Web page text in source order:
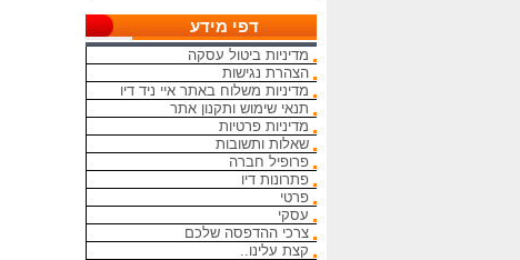
בארץ בראשי הדיו והטונרים
התואמים, יש אפשרות למשלוח
מהיום להיום
המחירים באתר אינם סופיים,יש
הנחה על קניה כמותית פרטים
במרכז ההזמנות
מאמינים אך ורק ביחס אישי
הוגן ובהקשבה
ללקוחות.בזכותכם הצלחתנו
בכל שאלה עניין והתלבטות אין
דפי מידע
מדיניות ביטול עסקה
הצהרת נגישות
מדיניות משלוח באתר איי ניד דיו
תנאי שימוש ותקנון אתר
מדיניות פרטיות
שאלות ותשובות
פרופיל חברה
פתרונות דיו
פרטי
עסקי
צרכי ההדפסה שלכם
קצת עלינו..